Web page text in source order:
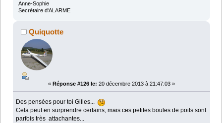
Anne-Sophie
Secrétaire d'ALARME
Quiquotte
« Réponse #126 le: 20 décembre 2013 à 21:47:03 »
Des pensées pour toi Gilles...
Cela peut en surprendre certains, mais ces petites boules de poils sont
parfois très attachantes...